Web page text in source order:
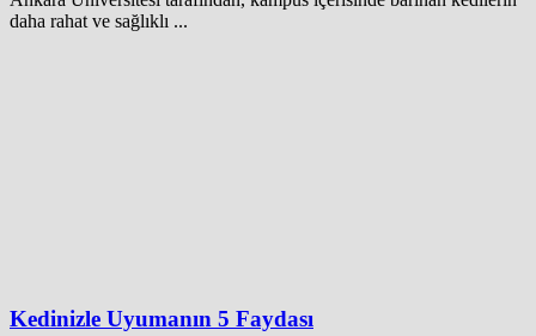
daha rahat ve sağlıklı ...
Kedinizle Uyumanın 5 Faydası